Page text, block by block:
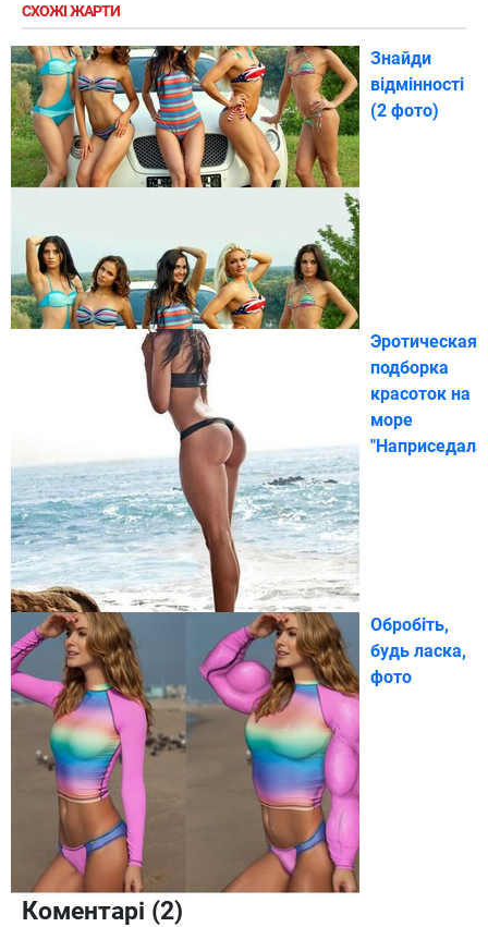
СХОЖІ ЖАРТИ
Знайди
відмінності
(2 фото)
Эротическая
подборка
красоток на
море
Обробіть,
будь ласка,
фото
Коментарі (2)